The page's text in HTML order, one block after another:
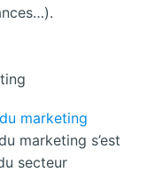
marketing s’est
secteur